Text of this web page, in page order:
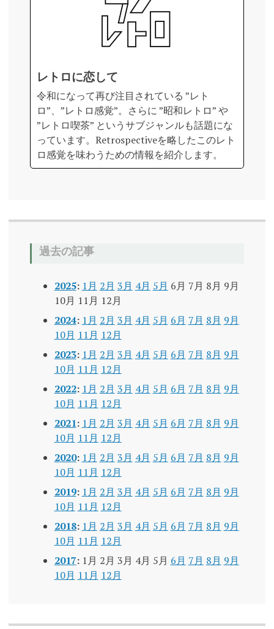
レトロに恋して
令和になって再び注目されている ”レト
ロ”、”レトロ感覚”。さらに ”昭和レトロ” や
”レトロ喫茶” というサブジャンルも話題にな
っています。Retrospectiveを略したこのレト
ロ感覚を味わうための情報を紹介します。
過去の記事
2025: 1月 2月 3月 4月 5月 6月 7月 8月 9月
10月 11月 12月
2024: 1月 2月 3月 4月 5月 6月 7月 8月 9月
10月 11月 12月
2023: 1月 2月 3月 4月 5月 6月 7月 8月 9月
10月 11月 12月
2022: 1月 2月 3月 4月 5月 6月 7月 8月 9月
10月 11月 12月
2021: 1月 2月 3月 4月 5月 6月 7月 8月 9月
10月 11月 12月
2020: 1月 2月 3月 4月 5月 6月 7月 8月 9月
10月 11月 12月
2019: 1月 2月 3月 4月 5月 6月 7月 8月 9月
10月 11月 12月
2018: 1月 2月 3月 4月 5月 6月 7月 8月 9月
10月 11月 12月
2017: 1月 2月 3月 4月 5月 6月 7月 8月 9月
10月 11月 12月